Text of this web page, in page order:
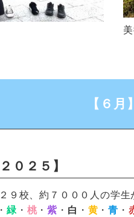
【６月】
０２５】
９校、約７０００人の学生
・緑 ・ 桃・紫 ・ 白 ・ 黄 ・青 ・